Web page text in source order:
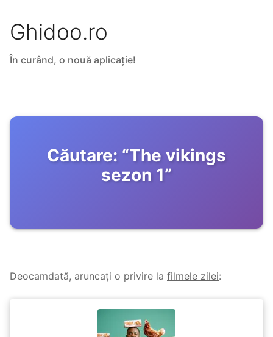
Ghidoo.ro
În curând, o nouă aplicație!
Căutare: “The vikings
sezon 1”
Deocamdată, aruncați o privire la filmele zilei: